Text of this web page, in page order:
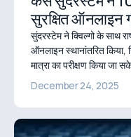
सुरक्षित ऑनलाइन
सुंदरस्टेम ने क्विल्गो के साथ
ऑनलाइन स्थानांतरित किया,
मात्रा का परीक्षण किया जा
कर दिया और प्रशासनिक बोझ
के लिए अधिक कुशल अनुभव
December 24, 2025